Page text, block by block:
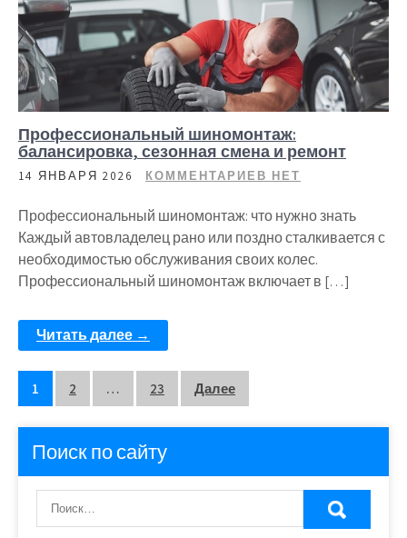
Профессиональный шиномонтаж:
балансировка, сезонная смена и ремонт
14 ЯНВАРЯ 2026 КОММЕНТАРИЕВ НЕТ
Профессиональный шиномонтаж: что нужно знать
Каждый автовладелец рано или поздно сталкивается с
необходимостью обслуживания своих колес.
Профессиональный шиномонтаж включает в […]
Читать далее →
Пагинация
записей
1 2 … 23 Далее
Поиск по сайту